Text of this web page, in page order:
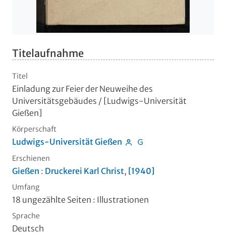
Titelaufnahme
Titel
Einladung zur Feier der Neuweihe des
Universitätsgebäudes / [Ludwigs-Universität
Gießen]
Körperschaft
Ludwigs-Universität Gießen
Erschienen
Gießen : Druckerei Karl Christ, [1940]
Umfang
18 ungezählte Seiten : Illustrationen
Sprache
Deutsch